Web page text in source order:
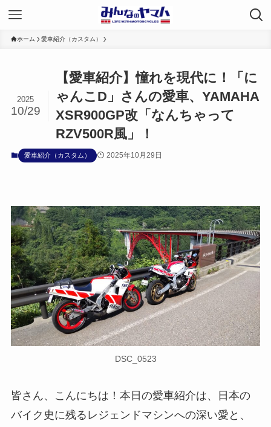
ホーム 愛車紹介（カスタム）
【愛車紹介】憧れを現代に！「に
ゃんこD」さんの愛車、YAMAHA
XSR900GP改「なんちゃって
RZV500R風」！
2025
10/29
愛車紹介（カスタム） 2025年10月29日
DSC_0523
皆さん、こんにちは！本日の愛車紹介は、日本の
バイク史に残るレジェンドマシンへの深い愛と、